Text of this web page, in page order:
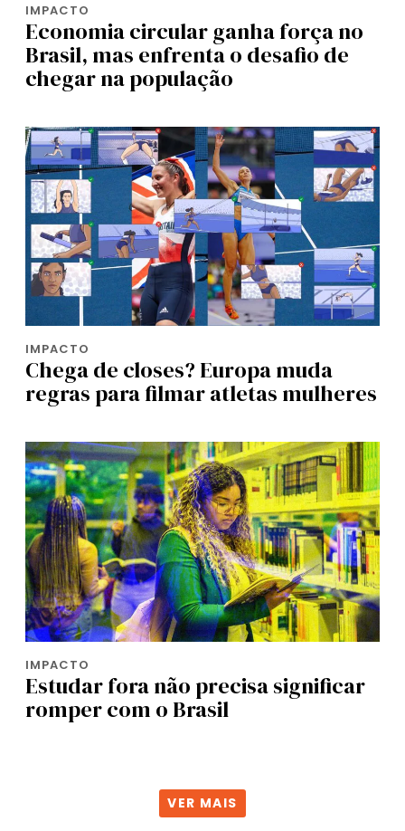
IMPACTO
Economia circular ganha força no
Brasil, mas enfrenta o desafio de
chegar na população
IMPACTO
Chega de closes? Europa muda
regras para filmar atletas mulheres
IMPACTO
Estudar fora não precisa significar
romper com o Brasil
VER MAIS